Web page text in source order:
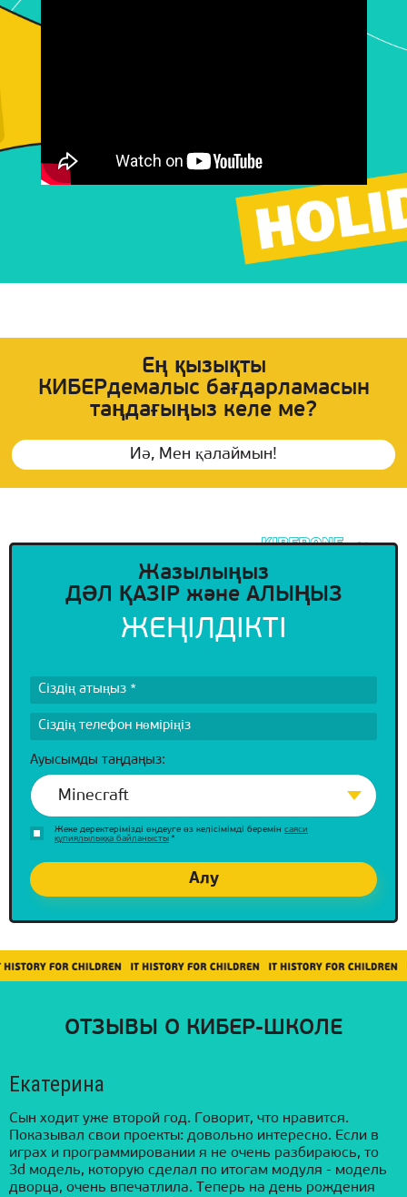
Ең қызықты
КИБЕРдемалыс бағдарламасын
таңдағыңыз келе ме?
Иә, Мен қалаймын!
Жазылыңыз
ДӘЛ ҚАЗІР және АЛЫҢЫЗ
ЖЕҢІЛДІКТІ
Ауысымды таңдаңыз:
Minecraft
Жеке деректерімізді өңдеуге өз келісімімді беремін саяси
құпиялылыққа байланысты*
ОТЗЫВЫ О КИБЕР-ШКОЛЕ
Екатерина
Сын ходит уже второй год. Говорит, что нравится.
Показывал свои проекты: довольно интересно. Если в
играх и программировании я не очень разбираюсь, то
3d модель, которую сделал по итогам модуля - модель
дворца, очень впечатлила. Теперь на день рождения